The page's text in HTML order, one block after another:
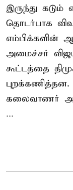
இருந்து கடும்
தொடர்பாக
எம்பிக்களின்
அமைச்சர் விஜய்
கூட்டத்தை
கலைவாணர்
...